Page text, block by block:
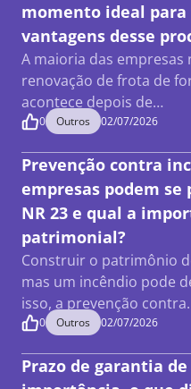
momento ideal
vantagens desse
A maioria das empresas
renovação de frota de
acontece depois de…
0 Outros 02/07/2026
Prevenção contra
empresas podem se
NR 23 e qual a
patrimonial?
Construir o patrimônio
mas um incêndio pode
isso, a prevenção
0 Outros 02/07/2026
Prazo de garantia